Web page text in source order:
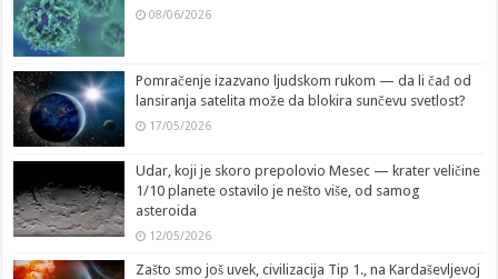
08/06/2026
Pomračenje izazvano ljudskom rukom — da li čađ od
lansiranja satelita može da blokira sunčevu svetlost?
17/05/2026
Udar, koji je skoro prepolovio Mesec — krater veličine
1/10 planete ostavilo je nešto više, od samog
asteroida
12/05/2026
Zašto smo još uvek, civilizacija Tip 1., na Kardaševljevoj